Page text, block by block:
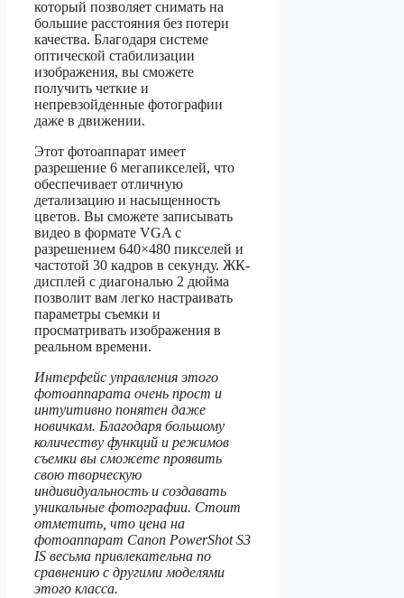
который позволяет снимать на
большие расстояния без потери
качества. Благодаря системе
оптической стабилизации
изображения, вы сможете
получить четкие и
непревзойденные фотографии
даже в движении.
Этот фотоаппарат имеет
разрешение 6 мегапикселей, что
обеспечивает отличную
детализацию и насыщенность
цветов. Вы сможете записывать
видео в формате VGA с
разрешением 640×480 пикселей и
частотой 30 кадров в секунду. ЖК-
дисплей с диагональю 2 дюйма
позволит вам легко настраивать
параметры съемки и
просматривать изображения в
реальном времени.
Интерфейс управления этого
фотоаппарата очень прост и
интуитивно понятен даже
новичкам. Благодаря большому
количеству функций и режимов
съемки вы сможете проявить
свою творческую
индивидуальность и создавать
уникальные фотографии. Стоит
отметить, что цена на
фотоаппарат Canon PowerShot S3
IS весьма привлекательна по
сравнению с другими моделями
этого класса.